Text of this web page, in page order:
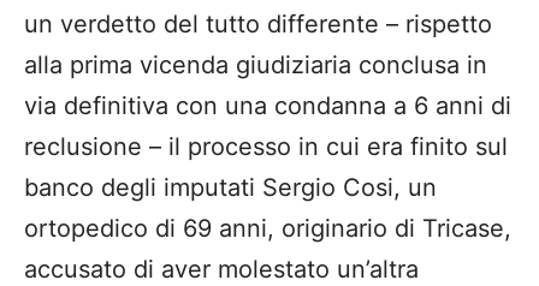
un verdetto del tutto differente – rispetto
alla prima vicenda giudiziaria conclusa in
via definitiva con una condanna a 6 anni di
reclusione – il processo in cui era finito sul
banco degli imputati Sergio Cosi, un
ortopedico di 69 anni, originario di Tricase,
accusato di aver molestato un’altra